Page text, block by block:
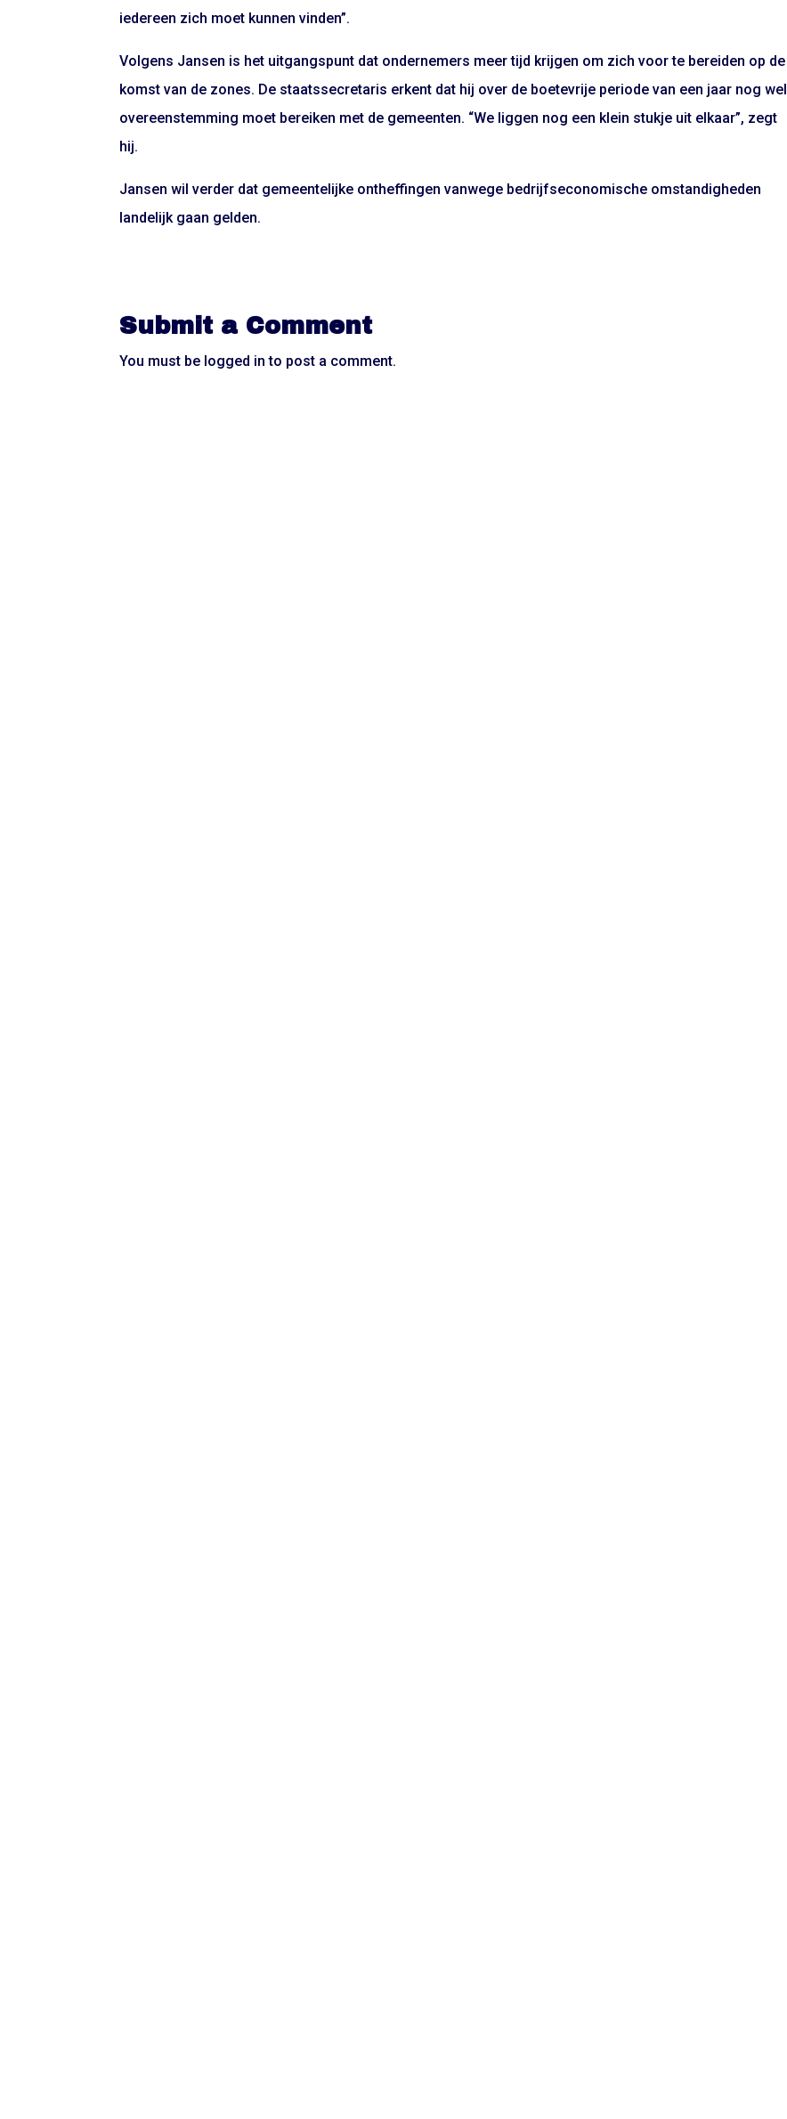
iedereen zich moet kunnen vinden”.
Volgens Jansen is het uitgangspunt dat ondernemers meer tijd krijgen om zich voor te bereiden op de
komst van de zones. De staatssecretaris erkent dat hij over de boetevrije periode van een jaar nog wel
overeenstemming moet bereiken met de gemeenten. “We liggen nog een klein stukje uit elkaar”, zegt
hij.
Jansen wil verder dat gemeentelijke ontheffingen vanwege bedrijfseconomische omstandigheden
landelijk gaan gelden.
Submit a Comment
You must be logged in to post a comment.